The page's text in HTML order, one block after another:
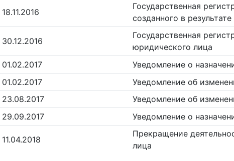
18.11.2016
Государственная
созданного в
30.12.2016
Государственная
юридического лица
01.02.2017
Уведомление о
01.02.2017
Уведомление об
23.08.2017
Уведомление об
29.09.2017
Уведомление о
11.04.2018
Прекращение
лица